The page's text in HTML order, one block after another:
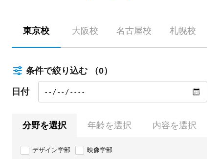
東京校 大阪校 名古屋校 札幌校
条件で絞り込む （0）
日付
分野を選択 年齢を選択 内容を選択
デザイン学部
映像学部